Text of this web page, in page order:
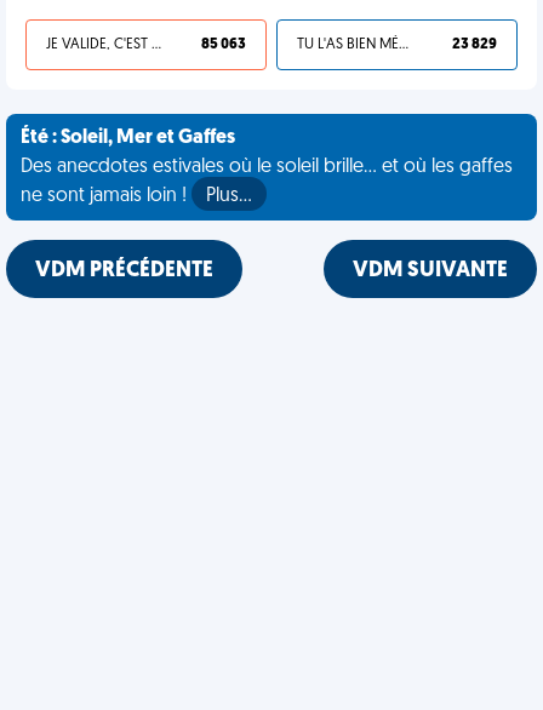
JE VALIDE, C'EST UNE VDM 85 063 TU L'AS BIEN MÉRITÉ 23 829
Été : Soleil, Mer et Gaffes
Des anecdotes estivales où le soleil brille... et où les gaffes
ne sont jamais loin !
Plus…
VDM PRÉCÉDENTE VDM SUIVANTE